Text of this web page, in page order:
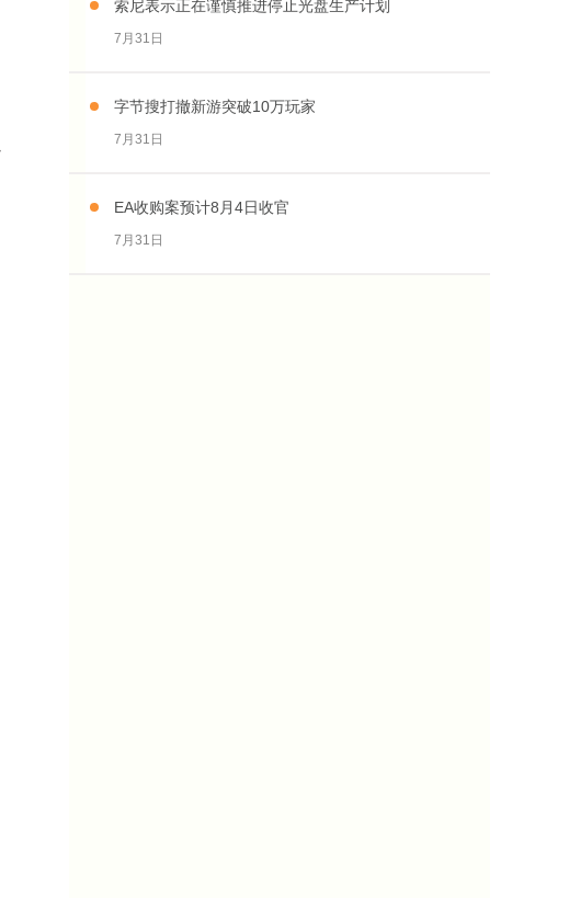
索尼表示正在谨慎推进停止光盘生产计划
7月31日
字节搜打撤新游突破10万玩家
7月31日
EA收购案预计8月4日收官
7月31日